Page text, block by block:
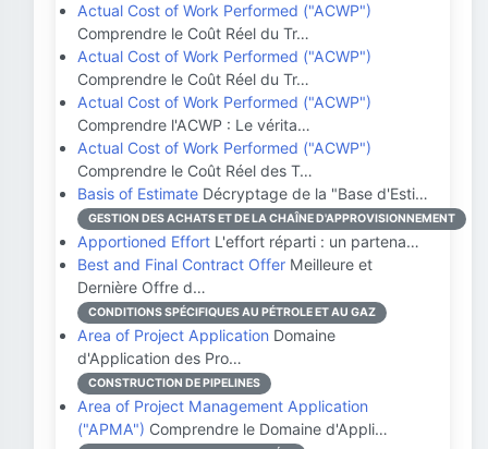
Actual Cost of Work Performed ("ACWP")
Comprendre le Coût Réel du Tr…
Actual Cost of Work Performed ("ACWP")
Comprendre le Coût Réel du Tr…
Actual Cost of Work Performed ("ACWP")
Comprendre l'ACWP : Le vérita…
Actual Cost of Work Performed ("ACWP")
Comprendre le Coût Réel des T…
Basis of Estimate Décryptage de la "Base d'Esti…
GESTION DES ACHATS ET DE LA CHAÎNE D'APPROVISIONNEMENT
Apportioned Effort L'effort réparti : un partena…
Best and Final Contract Offer Meilleure et
Dernière Offre d…
CONDITIONS SPÉCIFIQUES AU PÉTROLE ET AU GAZ
Area of Project Application Domaine
d'Application des Pro…
CONSTRUCTION DE PIPELINES
Area of Project Management Application
("APMA") Comprendre le Domaine d'Appli…